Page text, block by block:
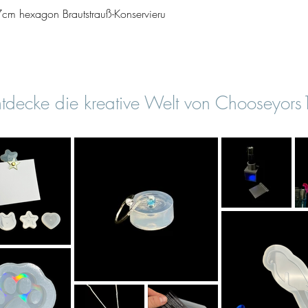
Vista rapida
hexagon Brautstrauß-Konservieru
die kreative Welt von